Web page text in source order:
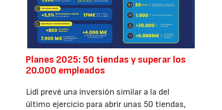
Planes 2025: 50 tiendas y superar los
20.000 empleados
Lidl prevé una inversión similar a la del
último ejercicio para abrir unas 50 tiendas,